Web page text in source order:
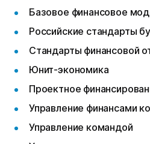
Базовое финансовое
Российские стандарты
Стандарты финансовой
Юнит-экономика
Проектное
Управление финансами
Управление командой